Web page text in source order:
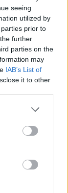
seeing
utilized by
prior to
further
parties on the
may
IAB’s List of
it to other
LSD πέρασε
του
για